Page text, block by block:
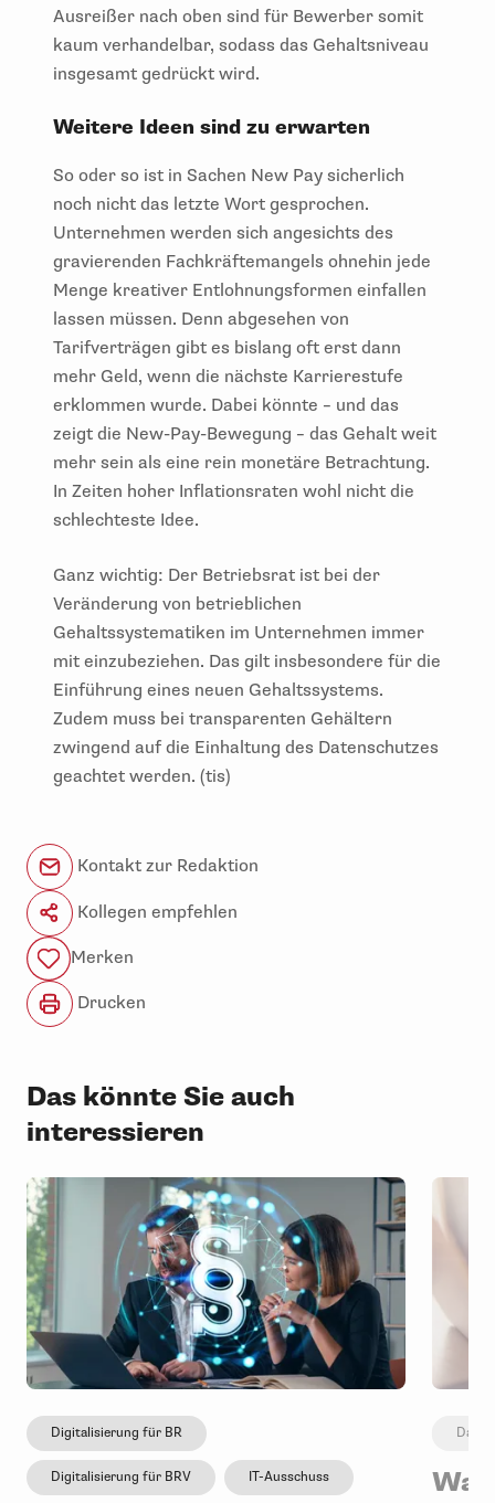
Ausreißer nach oben sind für Bewerber somit
kaum verhandelbar, sodass das Gehaltsniveau
insgesamt gedrückt wird.
Weitere Ideen sind zu erwarten
So oder so ist in Sachen New Pay sicherlich
noch nicht das letzte Wort gesprochen.
Unternehmen werden sich angesichts des
gravierenden Fachkräftemangels ohnehin jede
Menge kreativer Entlohnungsformen einfallen
lassen müssen. Denn abgesehen von
Tarifverträgen gibt es bislang oft erst dann
mehr Geld, wenn die nächste Karrierestufe
erklommen wurde. Dabei könnte – und das
zeigt die New-Pay-Bewegung – das Gehalt weit
mehr sein als eine rein monetäre Betrachtung.
In Zeiten hoher Inflationsraten wohl nicht die
schlechteste Idee.
Ganz wichtig: Der Betriebsrat ist bei der
Veränderung von betrieblichen
Gehaltssystematiken im Unternehmen immer
mit einzubeziehen. Das gilt insbesondere für die
Einführung eines neuen Gehaltssystems.
Zudem muss bei transparenten Gehältern
zwingend auf die Einhaltung des Datenschutzes
geachtet werden. (tis)
Kontakt zur Redaktion
Kollegen empfehlen
Merken
Drucken
Das könnte Sie auch
interessieren
Digitalisierung für BR
Digitalisierung für BRV IT-Ausschuss